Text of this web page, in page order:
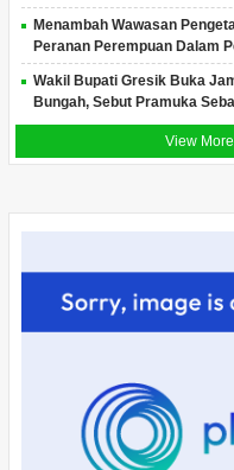
Menambah Wawasan
Peranan Perempuan Dalam
Wakil Bupati Gresik Buka
Bungah, Sebut Pramuka
View